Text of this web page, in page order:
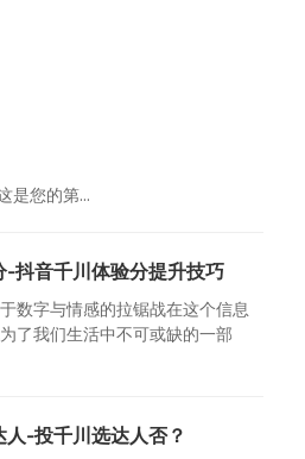
是您的第…
抖音千川体验分提升技巧
数字与情感的拉锯战在这个信息
了我们生活中不可或缺的一部
-投千川选达人否？